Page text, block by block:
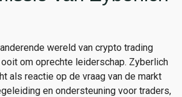
wereld van crypto trading
om oprechte leiderschap. Zyberlich
als reactie op de vraag van de markt
en ondersteuning voor traders,